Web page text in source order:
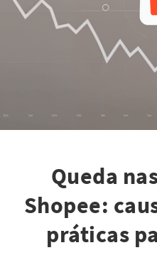
Queda
Shopee:
práticas